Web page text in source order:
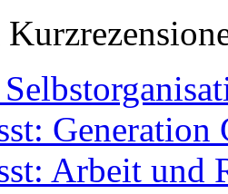
Generation
Arbeit und